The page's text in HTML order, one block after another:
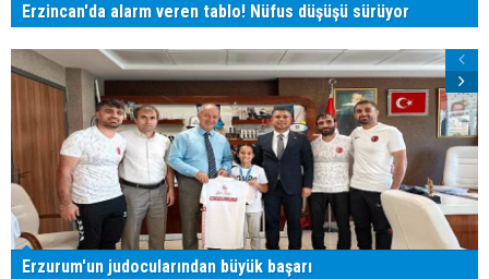
Erzincan'da alarm veren tablo! Nüfus düşüşü sürüyor
Erzurum'un judocularından büyük başarı